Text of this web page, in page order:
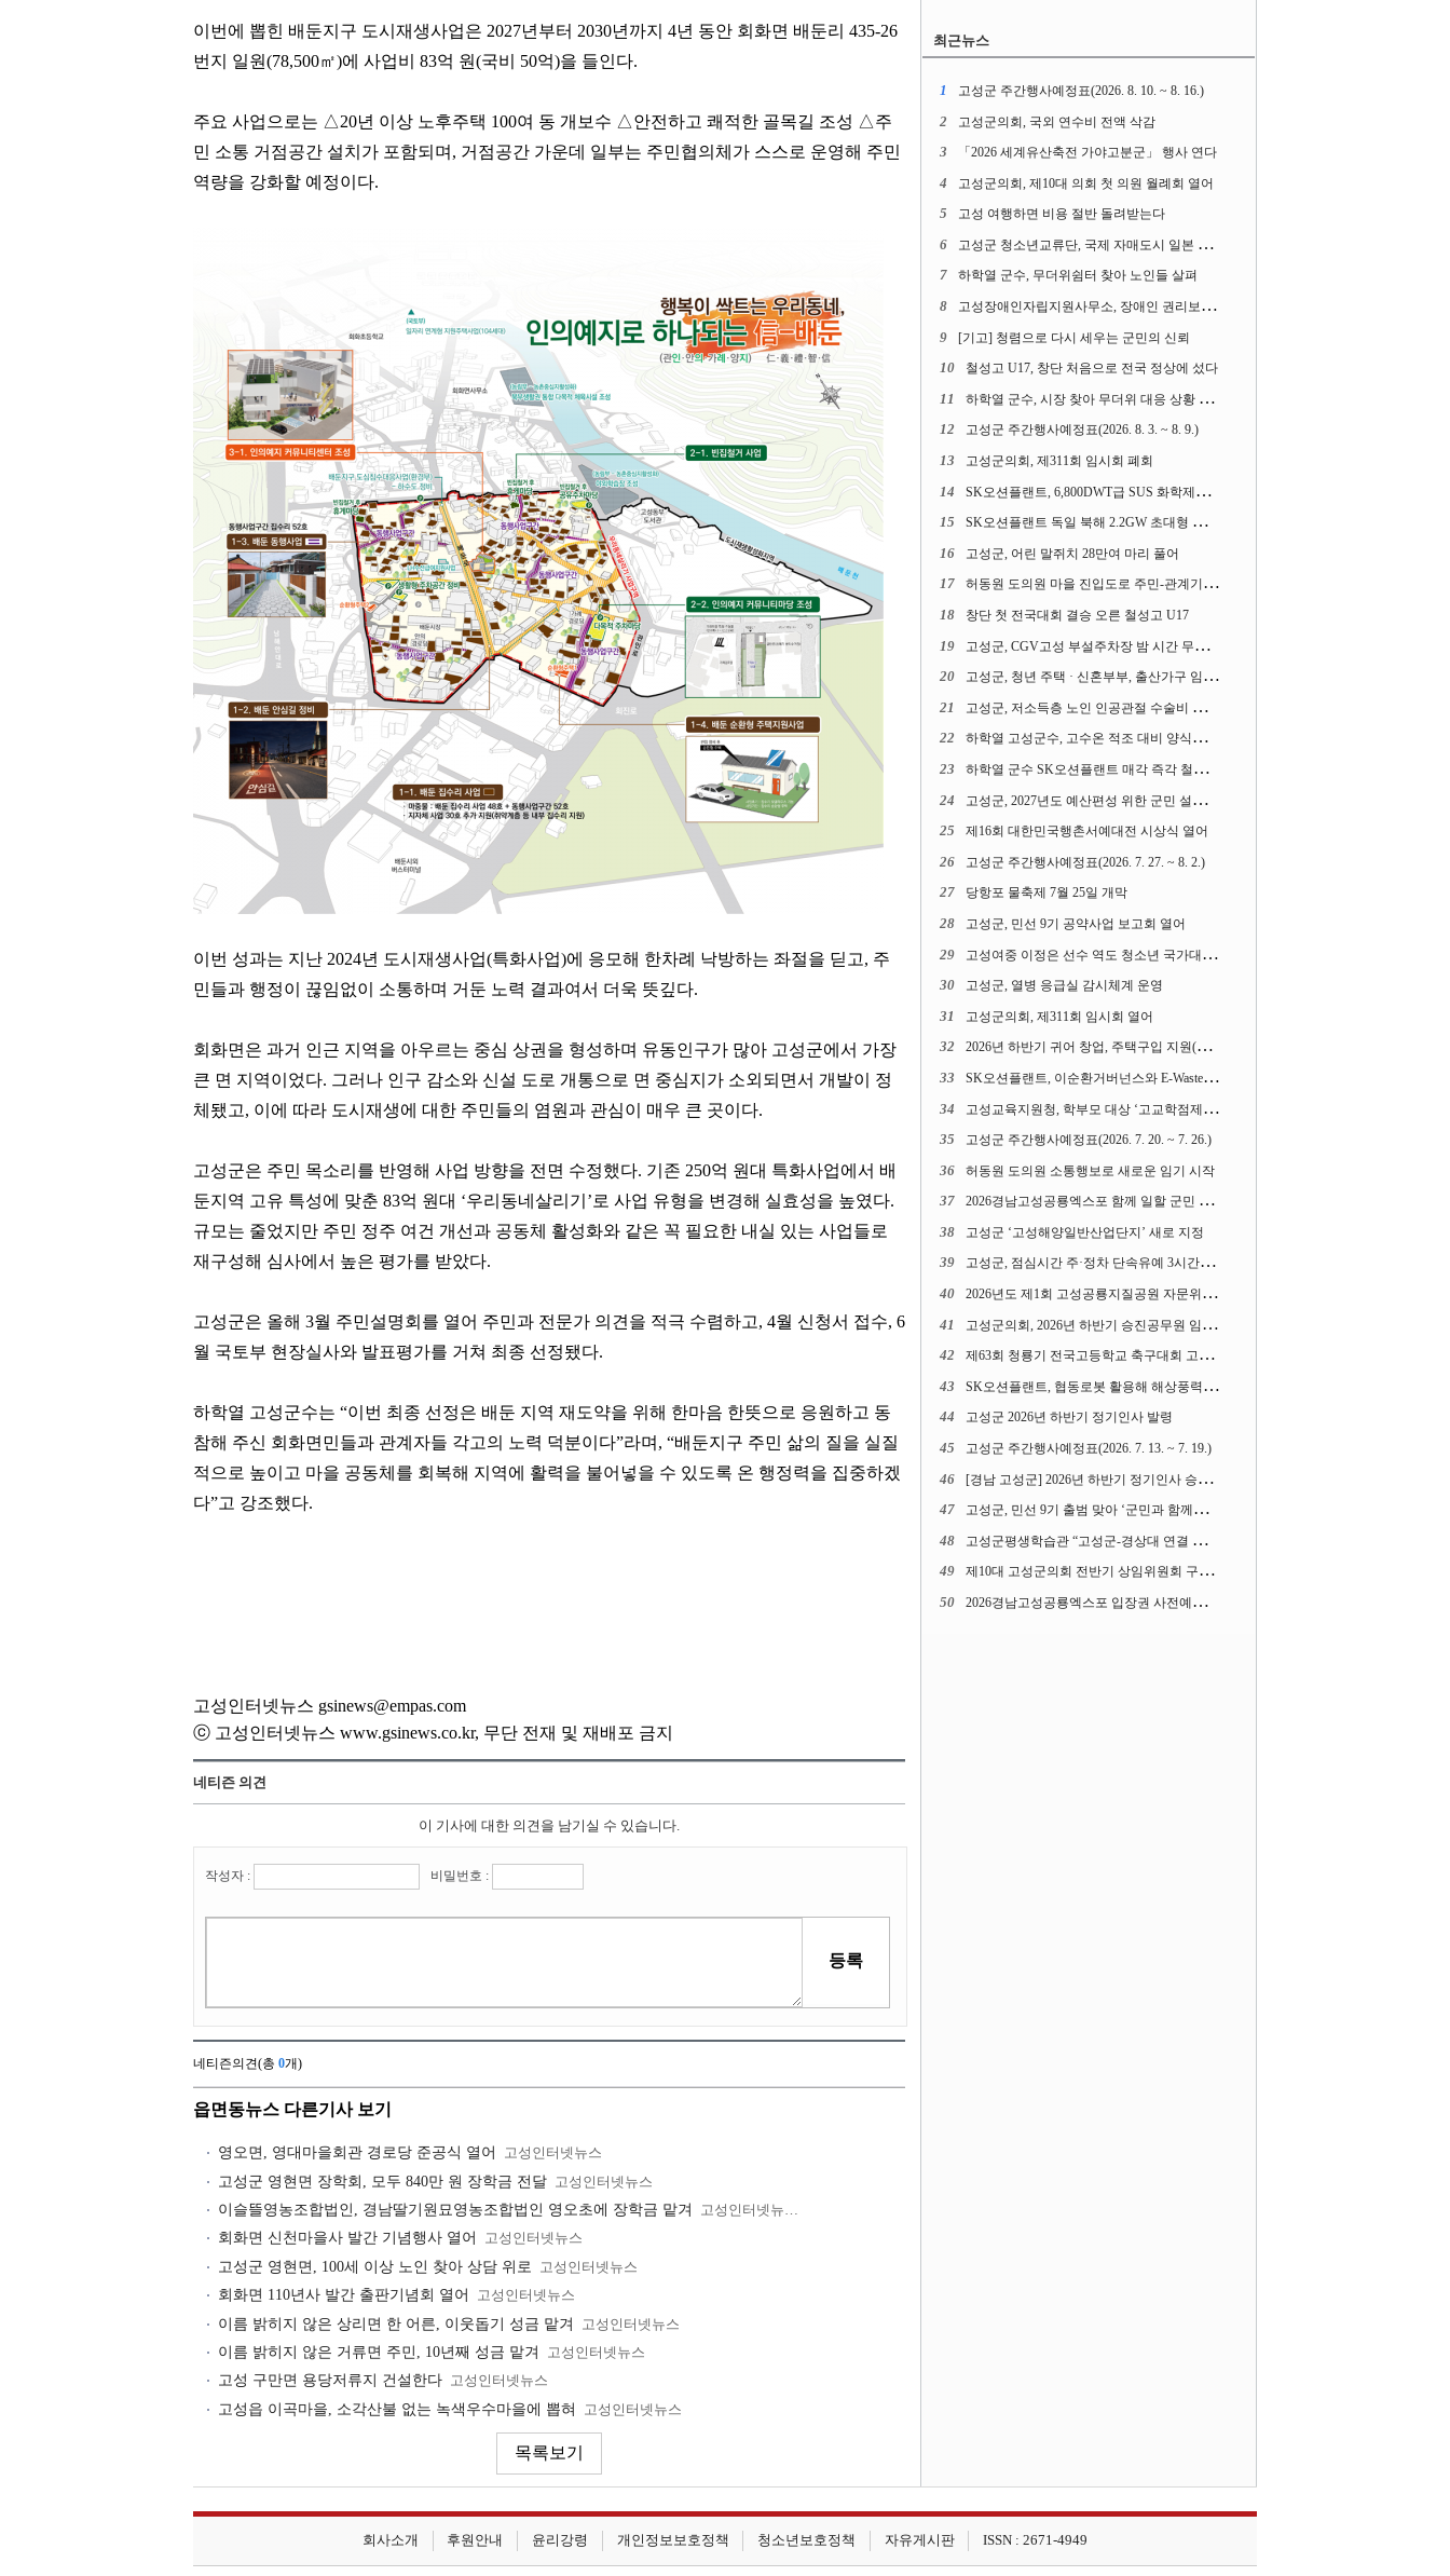
이번에 뽑힌 배둔지구 도시재생사업은 2027년부터 2030년까지 4년 동안 회화면 배둔리 435-26
번지 일원(78,500㎡)에 사업비 83억 원(국비 50억)을 들인다.
주요 사업으로는 △20년 이상 노후주택 100여 동 개보수 △안전하고 쾌적한 골목길 조성 △주
민 소통 거점공간 설치가 포함되며 , 거점공간 가운데 일부는 주민협의체가 스스로 운영해 주민
역량을 강화할 예정이다.
이번 성과는 지난 2024년 도시재생사업(특화사업)에 응모해 한차례 낙방하는 좌절을 딛고, 주
민들과 행정이 끊임없이 소통하며 거둔 노력 결과여서 더욱 뜻깊다.
회화면은 과거 인근 지역을 아우르는 중심 상권을 형성하며 유동인구가 많아 고성군에서 가장
큰 면 지역이었다. 그러나 인구 감소와 신설 도로 개통으로 면 중심지가 소외되면서 개발이 정
체됐고, 이에 따라 도시재생에 대한 주민들의 염원과 관심이 매우 큰 곳이다.
고성군은 주민 목소리를 반영해 사업 방향을 전면 수정했다. 기존 250억 원대 특화사업에서 배
둔지역 고유 특성에 맞춘 83억 원대 ‘우리동네살리기 ’로 사업 유형을 변경해 실효성을 높였다.
규모는 줄었지만 주민 정주 여건 개선과 공동체 활성화와 같은 꼭 필요한 내실 있는 사업들로
재구성해 심사에서 높은 평가를 받았다.
고성군은 올해 3월 주민설명회를 열어 주민과 전문가 의견을 적극 수렴하고, 4월 신청서 접수, 6
월 국토부 현장실사와 발표평가를 거쳐 최종 선정됐다.
하학열 고성군수는 “이번 최종 선정은 배둔 지역 재도약을 위해 한마음 한뜻으로 응원하고 동
참해 주신 회화면민들과 관계자들 각고의 노력 덕분이다”라며 , “배둔지구 주민 삶의 질을 실질
적으로 높이고 마을 공동체를 회복해 지역에 활력을 불어넣을 수 있도록 온 행정력을 집중하겠
다”고 강조했다.
고성인터넷뉴스 gsinews@empas.com
ⓒ 고성인터넷뉴스 www.gsinews.co.kr, 무단 전재 및 재배포 금지
네티즌 의견
이 기사에 대한 의견을 남기실 수 있습니다.
작성자 : 비밀번호 :
네티즌의견(총 0개)
읍면동뉴스 다른기사 보기
영오면, 영대마을회관 경로당 준공식 열어
고성인터넷뉴스
고성군 영현면 장학회, 모두 840만 원 장학금 전달 고성인터넷뉴스
이슬뜰영농조합법인, 경남딸기원묘영농조합법인 영오초에 장학금 맡겨
고성인터넷뉴스
회화면 신천마을사 발간 기념행사 열어
고성인터넷뉴스
고성군 영현면, 100세 이상 노인 찾아 상담 위로
고성인터넷뉴스
회화면 110년사 발간 출판기념회 열어
고성인터넷뉴스
이름 밝히지 않은 상리면 한 어른, 이웃돕기 성금 맡겨
고성인터넷뉴스
이름 밝히지 않은 거류면 주민, 10년째 성금 맡겨
고성인터넷뉴스
고성 구만면 용당저류지 건설한다 고성인터넷뉴스
고성읍 이곡마을, 소각산불 없는 녹색우수마을에 뽑혀
고성인터넷뉴스
최근뉴스
1 고성군 주간행사예정표(2026. 8. 10. ~ 8. 16.)
2 고성군의회, 국외 연수비 전액 삭감
3 「2026 세계유산축전 가야고분군」 행사 연다
4 고성군의회, 제10대 의회 첫 의원 월례회 열어
5 고성 여행하면 비용 절반 돌려받는다
6 고성군 청소년교류단, 국제 자매도시 일본 가사오카시 찾아
7 하학열 군수, 무더위쉼터 찾아 노인들 살펴
8 고성장애인자립지원사무소, 장애인 권리보장 촉구 1인 시위 벌여
9 [기고] 청렴으로 다시 세우는 군민의 신뢰
10 철성고 U17, 창단 처음으로 전국 정상에 섰다
11 하학열 군수, 시장 찾아 무더위 대응 상황 살펴
12 고성군 주간행사예정표(2026. 8. 3. ~ 8. 9.)
13 고성군의회, 제311회 임시회 폐회
14 SK오션플랜트, 6,800DWT급 SUS 화학제품운반선 2척 수주
15 SK오션플랜트 독일 북해 2.2GW 초대형 해상변전소 하부구조물 수주
16 고성군, 어린 말쥐치 28만여 마리 풀어
17 허동원 도의원 마을 진입도로 주민-관계기관과 함께 간담회 열어
18 창단 첫 전국대회 결승 오른 철성고 U17
19 고성군, CGV고성 부설주차장 밤 시간 무료 개방한다
20 고성군, 청년 주택 · 신혼부부, 출산가구 임차보증금 대출이자 지원사업 시행
21 고성군, 저소득층 노인 인공관절 수술비 지원사업 계속 추진
22 하학열 고성군수, 고수온 적조 대비 양식장 현장점검
23 하학열 군수 SK오션플랜트 매각 즉각 철회 촉구 기자회견 열어
24 고성군, 2027년도 예산편성 위한 군민 설문조사 실시
25 제16회 대한민국행촌서예대전 시상식 열어
26 고성군 주간행사예정표(2026. 7. 27. ~ 8. 2.)
27 당항포 물축제 7월 25일 개막
28 고성군, 민선 9기 공약사업 보고회 열어
29 고성여중 이정은 선수 역도 청소년 국가대표에 뽑혀
30 고성군, 열병 응급실 감시체계 운영
31 고성군의회, 제311회 임시회 열어
32 2026년 하반기 귀어 창업, 주택구입 지원(융자) 사업대상자 모집
33 SK오션플랜트, 이순환거버넌스와 E-Waste Zero 업무협약
34 고성교육지원청, 학부모 대상 ‘고교학점제와 대입제도 설명회’ 열어
35 고성군 주간행사예정표(2026. 7. 20. ~ 7. 26.)
36 허동원 도의원 소통행보로 새로운 임기 시작
37 2026경남고성공룡엑스포 함께 일할 군민 모집
38 고성군 ‘고성해양일반산업단지’ 새로 지정
39 고성군, 점심시간 주·정차 단속유예 3시간으로 확대
40 2026년도 제1회 고성공룡지질공원 자문위원회 열어
41 고성군의회, 2026년 하반기 승진공무원 임용장 수여
42 제63회 청룡기 전국고등학교 축구대회 고성서 열린다
43 SK오션플랜트, 협동로봇 활용해 해상풍력 생산 혁신 속도 낸다
44 고성군 2026년 하반기 정기인사 발령
45 고성군 주간행사예정표(2026. 7. 13. ~ 7. 19.)
46 [경남 고성군] 2026년 하반기 정기인사 승진심사 결과
47 고성군, 민선 9기 출범 맞아 ‘군민과 함께하는 대전환 소통간담회’ 열어
48 고성군평생학습관 “고성군-경상대 연결 평생교육” 운영
49 제10대 고성군의회 전반기 상임위원회 구성 완료
50 2026경남고성공룡엑스포 입장권 사전예매 시작
회사소개 후원안내 윤리강령 개인정보보호정책 청소년보호정책 자유게시판 ISSN : 2671-4949